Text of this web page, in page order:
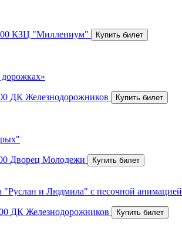
КЗЦ "Миллениум"
ДК Железнодорожников
Дворец Молодежи
"Руслан и Людмила" с песочной анимацией
ДК Железнодорожников